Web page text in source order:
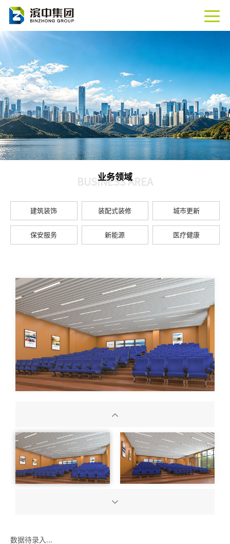
业务领域
BUSINESS AREA
建筑装饰 装配式装修 城市更新
保安服务 新能源 医疗健康
数据待录入...